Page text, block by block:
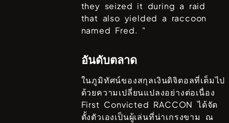
they seized it during a raid
that also yielded a raccoon
named Fred. "
อันดับตลาด
ในภูมิทัศน์ของสกุลเงินดิจิตอลที่เต็มไป
ด้วยความเปลี่ยนแปลงอย่างต่อเนื่อง
First Convicted RACCON ได้จัด
ตั้งตัวเองเป็นผู้เล่นที่น่าเกรงขาม ณ